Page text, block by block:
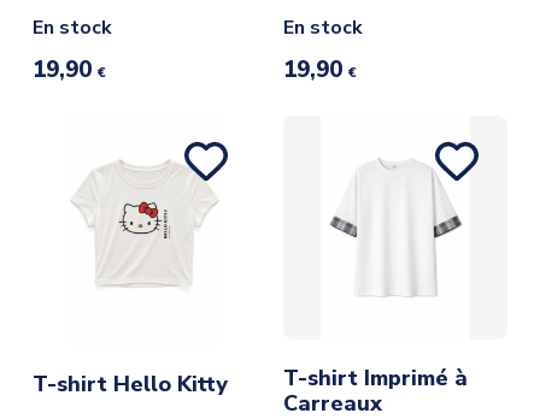
En stock
19,90 €
En stock
19,90 €
T-shirt Hello Kitty
T-shirt Imprimé à
Carreaux